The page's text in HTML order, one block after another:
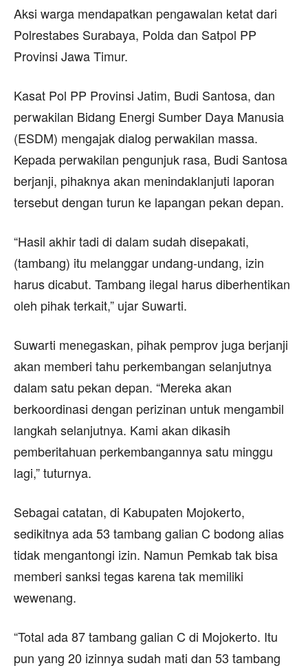
Aksi warga mendapatkan pengawalan ketat dari
Polrestabes Surabaya, Polda dan Satpol PP
Provinsi Jawa Timur.
Kasat Pol PP Provinsi Jatim, Budi Santosa, dan
perwakilan Bidang Energi Sumber Daya Manusia
(ESDM) mengajak dialog perwakilan massa.
Kepada perwakilan pengunjuk rasa, Budi Santosa
berjanji, pihaknya akan menindaklanjuti laporan
tersebut dengan turun ke lapangan pekan depan.
“Hasil akhir tadi di dalam sudah disepakati,
(tambang) itu melanggar undang-undang, izin
harus dicabut. Tambang ilegal harus diberhentikan
oleh pihak terkait,” ujar Suwarti.
Suwarti menegaskan, pihak pemprov juga berjanji
akan memberi tahu perkembangan selanjutnya
dalam satu pekan depan. “Mereka akan
berkoordinasi dengan perizinan untuk mengambil
langkah selanjutnya. Kami akan dikasih
pemberitahuan perkembangannya satu minggu
lagi,” tuturnya.
Sebagai catatan, di Kabupaten Mojokerto,
sedikitnya ada 53 tambang galian C bodong alias
tidak mengantongi izin. Namun Pemkab tak bisa
memberi sanksi tegas karena tak memiliki
wewenang.
“Total ada 87 tambang galian C di Mojokerto. Itu
pun yang 20 izinnya sudah mati dan 53 tambang